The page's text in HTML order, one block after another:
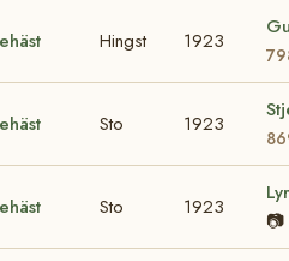
Hingst 1923
Sto 1923
Sto 1923
📷